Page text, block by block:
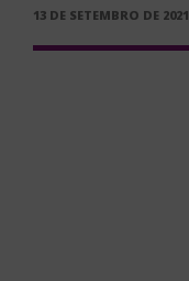
PUBLICADO
13 DE SETEMBRO DE 2021